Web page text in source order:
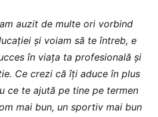
auzit de multe ori vorbind
și voiam să te întreb, e
în viața ta profesională și
Ce crezi că îți aduce în plus
ce te ajută pe tine pe termen
mai bun, un sportiv mai bun